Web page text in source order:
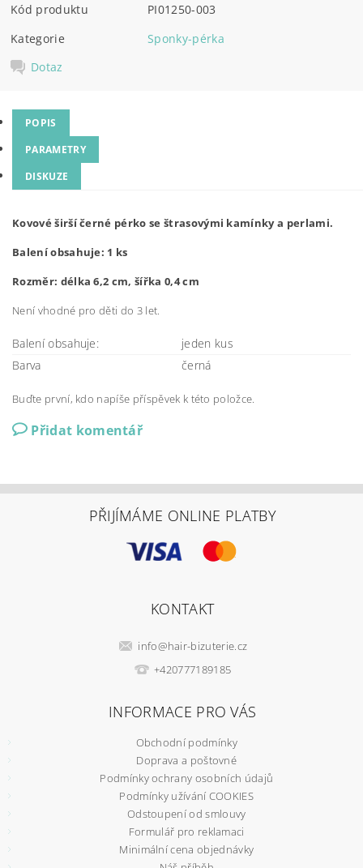
Kód produktu
PI01250-003
Kategorie
Sponky-pérka
Dotaz
POPIS
PARAMETRY
DISKUZE
Kovové širší černé pérko se štrasovými kamínky a perlami.
Balení obsahuje: 1 ks
Rozměr: délka 6,2 cm, šířka 0,4 cm
Není vhodné pro děti do 3 let.
Balení obsahuje:
jeden kus
Barva
černá
Buďte první, kdo napíše příspěvek k této položce.
Přidat komentář
PŘIJÍMÁME ONLINE PLATBY
KONTAKT
info@hair-bizuterie.cz
+420777189185
INFORMACE PRO VÁS
Obchodní podmínky
Doprava a poštovné
Podmínky ochrany osobních údajů
Podmínky užívání COOKIES
Odstoupení od smlouvy
Formulář pro reklamaci
Minimální cena objednávky